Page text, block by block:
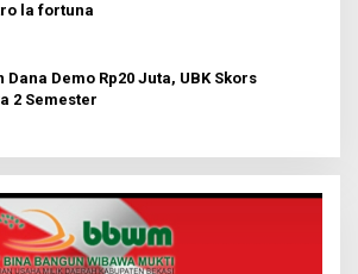
la fortuna
Demo Rp20 Juta, UBK Skors
2 Semester